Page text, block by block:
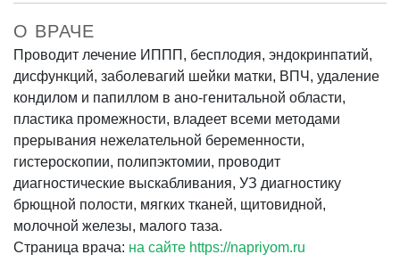
О ВРАЧЕ
Проводит лечение ИППП, бесплодия, эндокринпатий,
дисфункций, заболевагий шейки матки, ВПЧ, удаление
кондилом и папиллом в ано-генитальной области,
пластика промежности, владеет всеми методами
прерывания нежелательной беременности,
гистероскопии, полипэктомии, проводит
диагностические выскабливания, УЗ диагностику
брющной полости, мягких тканей, щитовидной,
молочной железы, малого таза.
Страница врача: на сайте https://napriyom.ru